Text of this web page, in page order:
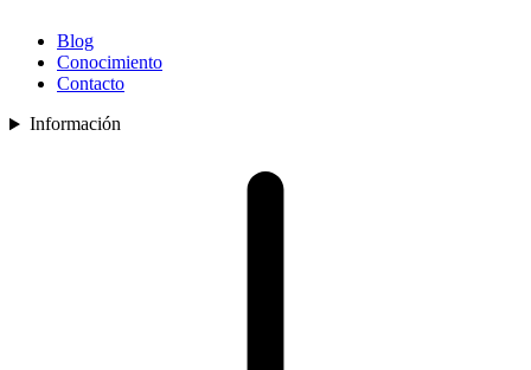
Blog
Conocimiento
Contacto
Información